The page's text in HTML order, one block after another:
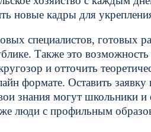
новые кадры для
специалистов, готовых
Также это
и отточить
формате. Оставить
знания могут школьники
люди с профильным